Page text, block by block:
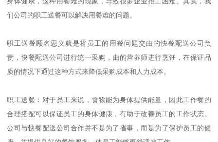
们公司的职工送餐可以解决用餐难的问题。
职工送餐顾名思义就是将员工的用餐问题交由的快餐配送公司负
责，快餐配送公司进行统一采购，由的营养师进行烹饪，在保证品
质的情况下通过这种方式来降低采购成本和人力成本。
职工送餐：对于员工来说，食物能为身体提供能量，因此工作餐的
合理搭配可以保证员工的身体健康，有助于改善员工的工作状态。
公司与快餐配送公司合作并不是为了省事，而是为了保护员工的健